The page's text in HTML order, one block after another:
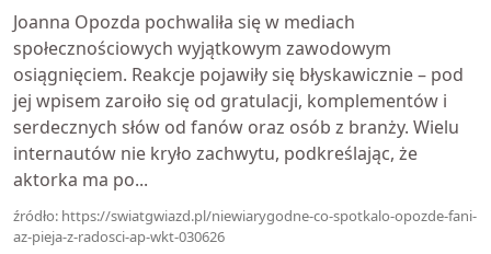
Joanna Opozda pochwaliła się w mediach
społecznościowych wyjątkowym zawodowym
osiągnięciem. Reakcje pojawiły się błyskawicznie – pod
jej wpisem zaroiło się od gratulacji, komplementów i
serdecznych słów od fanów oraz osób z branży. Wielu
internautów nie kryło zachwytu, podkreślając, że
aktorka ma po...
źródło: https://swiatgwiazd.pl/niewiarygodne-co-spotkalo-opozde-fani-
az-pieja-z-radosci-ap-wkt-030626